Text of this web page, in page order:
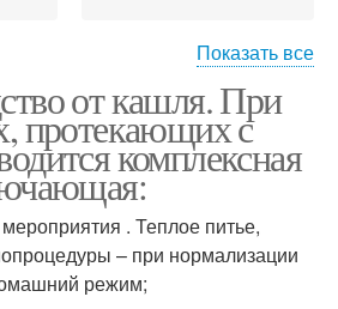
Средства при сухом
кашле
Кашель по версии
Показать все
от кашля. При
протекающих с
комплексная
. Теплое питье,
– при нормализации
режим;